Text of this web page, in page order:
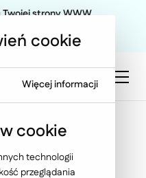
strony WWW
cookie
Więcej informacji
cookie
technologii
przeglądania